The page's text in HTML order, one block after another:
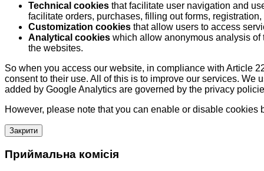
Technical cookies that facilitate user navigation and
facilitate orders, purchases, filling out forms,
Customization cookies that allow users to access
Analytical cookies which allow anonymous analysis
the websites.
So when you access our website, in compliance with Article
consent to their use. All of this is to improve our services.
added by Google Analytics are governed by the privacy
However, please note that you can enable or disable cookies
Закрити
Приймальна комісія